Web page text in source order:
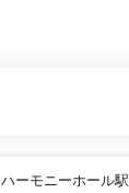
ハーモニーホール駅